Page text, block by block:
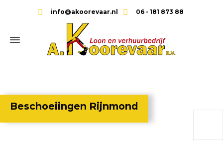
info@akoorevaar.nl 06 - 181 873 88
Beschoeiingen Rijnmond